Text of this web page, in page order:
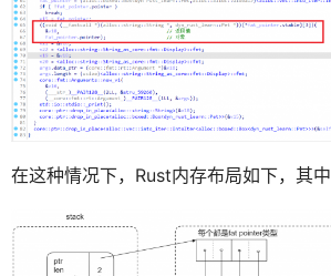
在这种情况下，Rust内存布局如下，其中